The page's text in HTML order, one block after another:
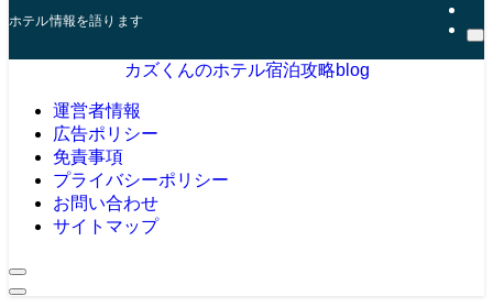
ホテル情報を語ります
カズくんのホテル宿泊攻略blog
運営者情報
広告ポリシー
免責事項
プライバシーポリシー
お問い合わせ
サイトマップ